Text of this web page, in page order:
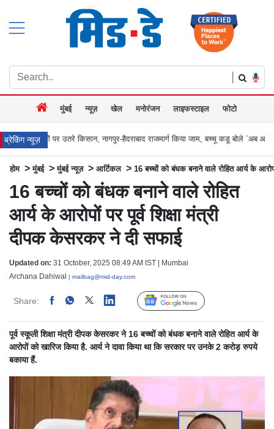
|
मुंबई न्यूज़ खेल मनोरंजन लाइफस्टाइल फोटो
ब्रेकिंग न्यूज़
किसान, नागपुर-हैदराबाद राजमार्ग किया जाम, बच्चू कडू बोले `अब आर-पार की मुंबई के
होम >मुंबई >मुंबई न्यूज़ > आर्टिकल > 16 बच्चों को बंधक बनाने वाले रोहित आर्य के
16 बच्चों को बंधक बनाने वाले रोहित
आर्य के आरोपों पर पूर्व शिक्षा मंत्री
दीपक केसरकर ने दी सफाई
Updated on: 31 October, 2025 08:49 AM IST | Mumbai
Archana Dahiwal | mailbag@mid-day.com
Share: Linked Follow Us
पूर्व स्कूली शिक्षा मंत्री दीपक केसरकर ने 16 बच्चों को बंधक बनाने वाले रोहित आर्य के
आरोपों को खारिज किया है. आर्य ने दावा किया था कि सरकार पर उनके 2 करोड़ रुपये
बकाया हैं.